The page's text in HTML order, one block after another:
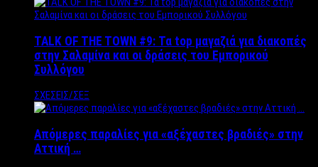
TALK OF THE TOWN #9: Τα top μαγαζιά για διακοπές
στην Σαλαμίνα και οι δράσεις του Εμπορικού
Συλλόγου
ΣΧΕΣΕΙΣ/ΣΕΞ
Απόμερες παραλίες για «αξέχαστες βραδιές» στην
Αττική …